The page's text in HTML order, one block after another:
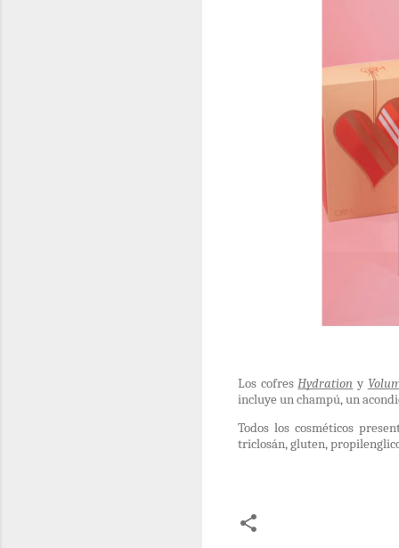
Los cofresHydration y
incluye un champú, un
Todos los cosméticos
triclosán, gluten,